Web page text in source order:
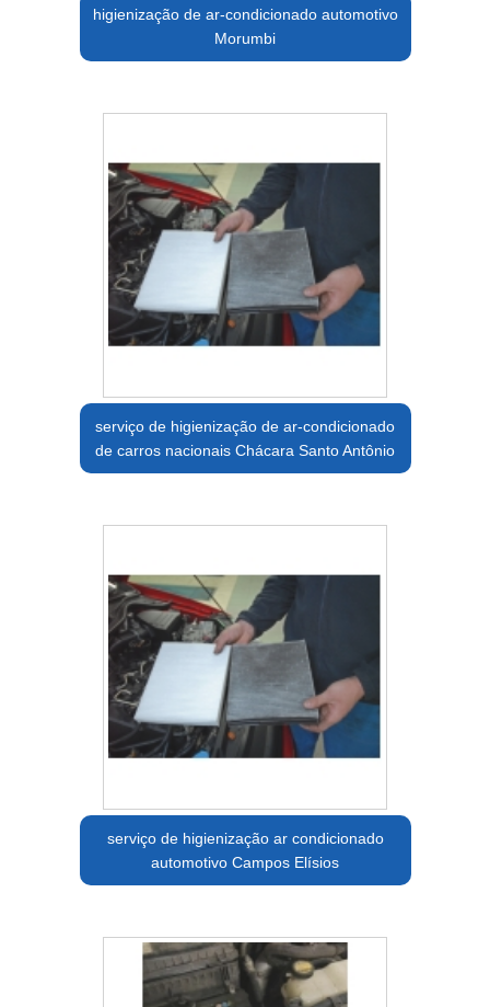
higienização de ar-condicionado automotivo
Morumbi
serviço de higienização de ar-condicionado
de carros nacionais Chácara Santo Antônio
serviço de higienização ar condicionado
automotivo Campos Elísios